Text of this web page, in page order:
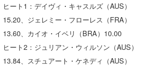
ヒート1：デイヴィ・キャスルズ（AUS）
15.20、ジェレミー・フローレス（FRA）
13.60、カイオ・イベリ（BRA）10.00
ヒート2：ジュリアン・ウィルソン（AUS）
13.84、スチュアート・ケネディ（AUS）